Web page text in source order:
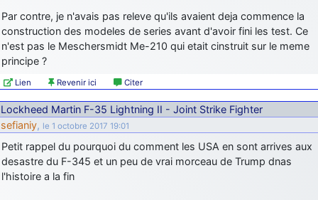
Par contre, je n'avais pas releve qu'ils avaient deja commence la
construction des modeles de series avant d'avoir fini les test. Ce
n'est pas le Meschersmidt Me-210 qui etait cinstruit sur le meme
principe ?
Lien Revenir ici Citer
Lockheed Martin F-35 Lightning II - Joint Strike Fighter
sefianiy, le 1 octobre 2017 19:01
Petit rappel du pourquoi du comment les USA en sont arrives aux
desastre du F-345 et un peu de vrai morceau de Trump dnas
l'histoire a la fin